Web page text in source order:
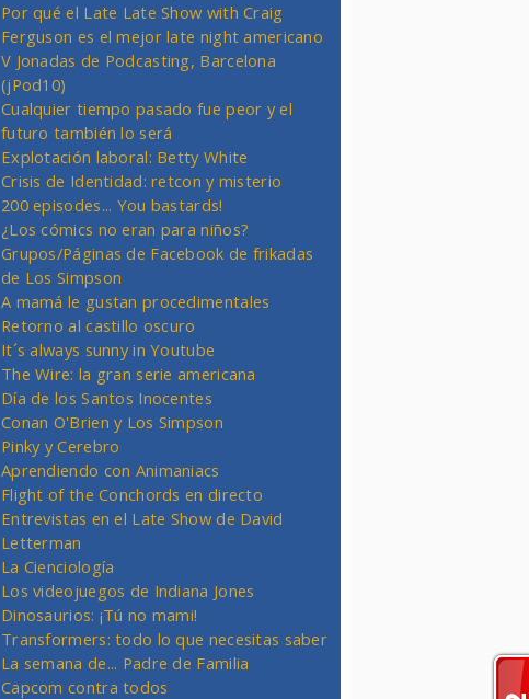
Por qué el Late Late Show with Craig
Ferguson es el mejor late night americano
V Jonadas de Podcasting, Barcelona
(jPod10)
Cualquier tiempo pasado fue peor y el
futuro también lo será
Explotación laboral: Betty White
Crisis de Identidad: retcon y misterio
200 episodes... You bastards!
¿Los cómics no eran para niños?
Grupos/Páginas de Facebook de frikadas
de Los Simpson
A mamá le gustan procedimentales
Retorno al castillo oscuro
It´s always sunny in Youtube
The Wire: la gran serie americana
Día de los Santos Inocentes
Conan O'Brien y Los Simpson
Pinky y Cerebro
Aprendiendo con Animaniacs
Flight of the Conchords en directo
Entrevistas en el Late Show de David
Letterman
La Cienciología
Los videojuegos de Indiana Jones
Dinosaurios: ¡Tú no mami!
Transformers: todo lo que necesitas saber
La semana de... Padre de Familia
Capcom contra todos